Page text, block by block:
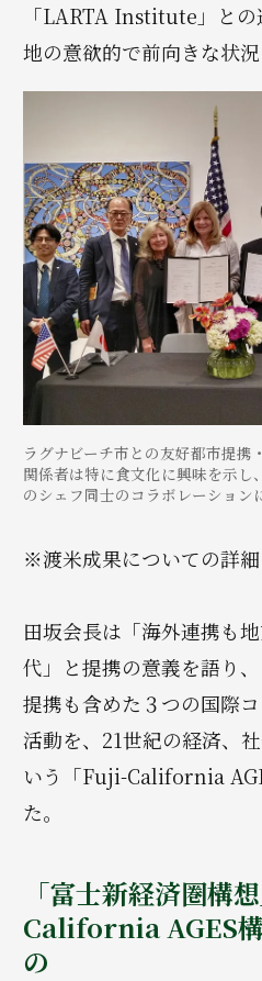
「LARTA Institute」と
地の意欲的で前向きな状況
ラグナビーチ市との友好都市提携
関係者は特に食文化に興味を示し
のシェフ同士のコラボレーション
※渡米成果についての詳
田坂会長は「海外連携も
代」と提携の意義を語り
提携も含めた３つの国際
活動を、21世紀の経済、
いう「Fuji-California
た。
「富士新経済圏構
California AGES
の